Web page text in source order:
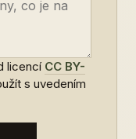
licencí CC BY-
s uvedením